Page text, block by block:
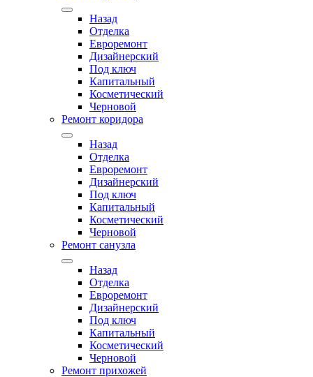
Назад
Отделка
Евроремонт
Дизайнерский
Под ключ
Капитальный
Косметический
Черновой
Ремонт коридора
Назад
Отделка
Евроремонт
Дизайнерский
Под ключ
Капитальный
Косметический
Черновой
Ремонт санузла
Назад
Отделка
Евроремонт
Дизайнерский
Под ключ
Капитальный
Косметический
Черновой
Ремонт прихожей